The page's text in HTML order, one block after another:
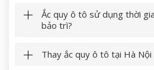
Ắc quy ô tô sử dụng thời
bảo trì?
Thay ắc quy ô tô tại Hà